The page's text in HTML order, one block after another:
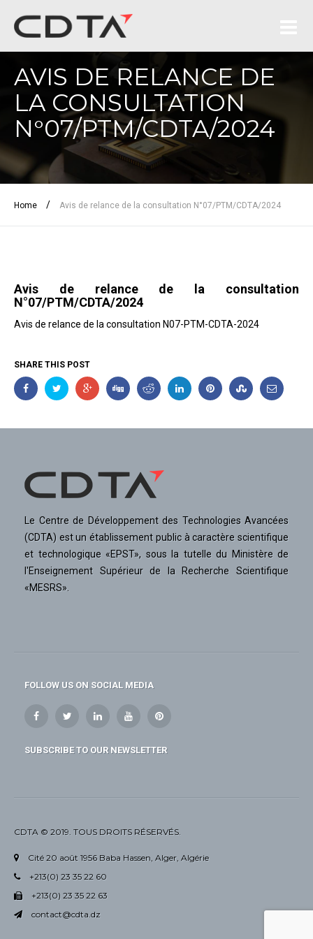
AVIS DE RELANCE DE
LA CONSULTATION
N°07/PTM/CDTA/2024
Home / Avis de relance de la consultation N°07/PTM/CDTA/2024
Avis de relance de la consultation
N°07/PTM/CDTA/2024
Avis de relance de la consultation N07-PTM-CDTA-2024
SHARE THIS POST
Le Centre de Développement des Technologies Avancées
(CDTA) est un établissement public à caractère scientifique
et technologique «EPST», sous la tutelle du Ministère de
l'Enseignement Supérieur de la Recherche Scientifique
«MESRS».
FOLLOW US ON SOCIAL MEDIA
SUBSCRIBE TO OUR NEWSLETTER
CDTA © 2019. TOUS DROITS RÉSERVÉS.
Cité 20 août 1956 Baba Hassen, Alger, Algérie
+213(0) 23 35 22 60
+213(0) 23 35 22 63
contact@cdta.dz